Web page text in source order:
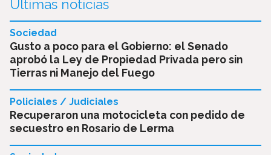
Últimas noticias
Gusto a poco para el Gobierno: el Senado
aprobó la Ley de Propiedad Privada pero sin
Tierras ni Manejo del Fuego
Sociedad
Recuperaron una motocicleta con pedido de
secuestro en Rosario de Lerma
Policiales / Judiciales